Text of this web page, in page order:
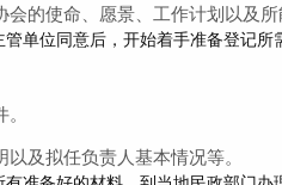
会的使命、愿景、工作计划以及
管单位同意后，开始着手准备登记所
及拟任负责人基本情况等。